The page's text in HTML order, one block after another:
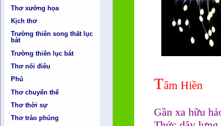
Thơ xướng họa
Kịch thơ
Trường thiên song thất lục
bát
Trường thiên lục bát
Thơ nối điêu
Phú
Thơ chuyển thể
Thơ thời sự
Thơ trào phúng
Tâm Hiền
Gần xa hữu